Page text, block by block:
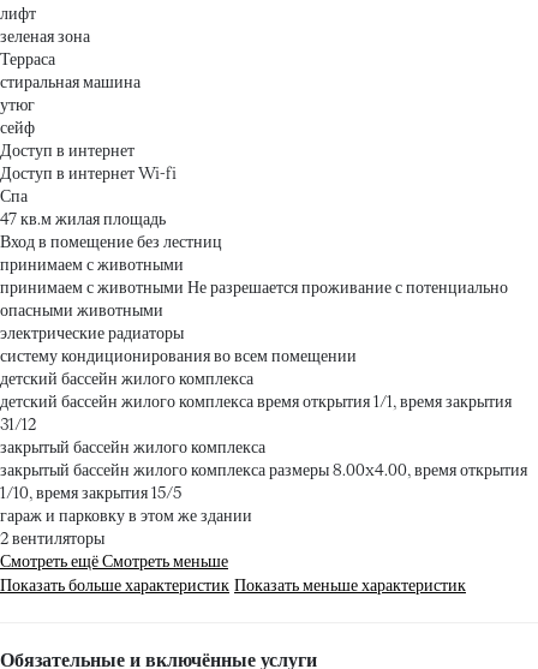
лифт
зеленая зона
Терраса
стиральная машина
утюг
сейф
Доступ в интернет
Доступ в интернет Wi-fi
Спа
47 кв.м жилая площадь
Вход в помещение без лестниц
принимаем с животными
принимаем с животными Не разрешается проживание с потенциально
опасными животными
электрические радиаторы
систему кондиционирования во всем помещении
детский бассейн жилого комплекса
детский бассейн жилого комплекса время открытия 1/1, время закрытия
31/12
закрытый бассейн жилого комплекса
закрытый бассейн жилого комплекса размеры 8.00x4.00, время открытия
1/10, время закрытия 15/5
гараж и парковку в этом же здании
2 вентиляторы
Смотреть ещё Смотреть меньше
Показать больше характеристик Показать меньше характеристик
Обязательные и включённые услуги